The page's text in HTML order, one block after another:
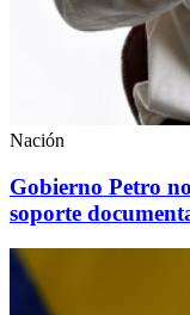
Nación
Gobierno Petro
soporte